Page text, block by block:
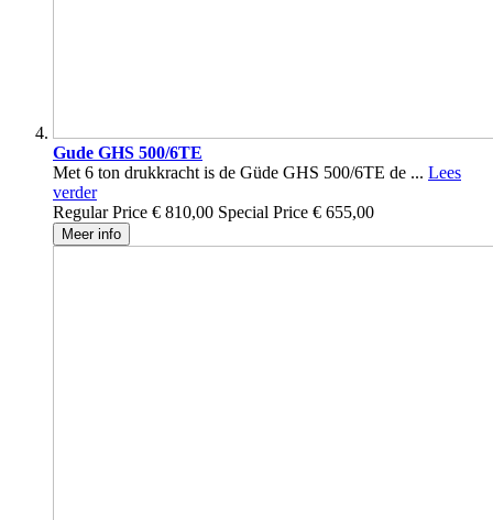
Gude GHS 500/6TE
Met 6 ton drukkracht is de Güde GHS 500/6TE de ... Lees
verder
Regular Price € 810,00 Special Price € 655,00
Meer info